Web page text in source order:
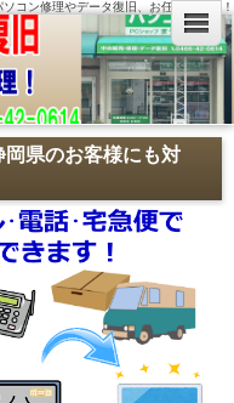
コン修理やデータ復旧、お任せ下さい！
県のお客様にも対